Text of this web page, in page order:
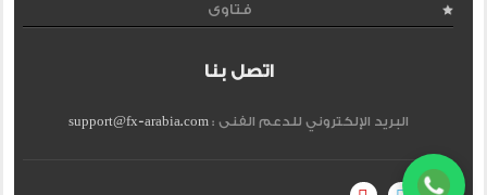
فتاوى
اتصل بنا
البريد الإلكتروني للدعم الفنى :support@fx-arabia.com